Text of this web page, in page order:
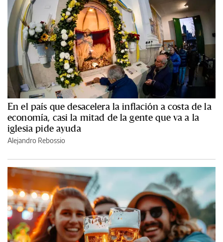
En el país que desacelera la inflación a costa de la
economía, casi la mitad de la gente que va a la
iglesia pide ayuda
Alejandro Rebossio